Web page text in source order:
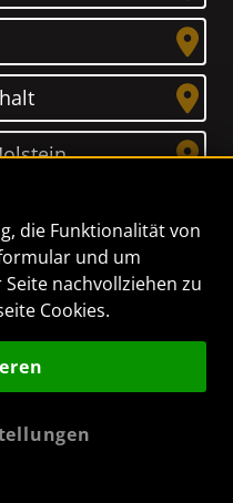
Ihnen dabei zu
die Funktionalität von
und um
nachvollziehen zu
Cookies.